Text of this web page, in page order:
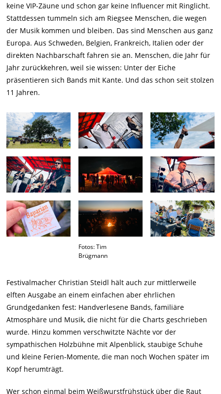
keine VIP-Zäune und schon gar keine Influencer mit Ringlicht.
Stattdessen tummeln sich am Riegsee Menschen, die wegen
der Musik kommen und bleiben. Das sind Menschen aus ganz
Europa. Aus Schweden, Belgien, Frankreich, Italien oder der
direkten Nachbarschaft fahren sie an. Menschen, die Jahr für
Jahr zurückkehren, weil sie wissen: Unter der Eiche
präsentieren sich Bands mit Kante. Und das schon seit stolzen
11 Jahren.
Fotos: Tim
Brügmann
Festivalmacher Christian Steidl hält auch zur mittlerweile
elften Ausgabe an einem einfachen aber ehrlichen
Grundgedanken fest: Handverlesene Bands, familiäre
Atmosphäre und Musik, die nicht für die Charts geschrieben
wurde. Hinzu kommen verschwitzte Nächte vor der
sympathischen Holzbühne mit Alpenblick, staubige Schuhe
und kleine Ferien-Momente, die man noch Wochen später im
Kopf herumträgt.
Wer schon einmal beim Weißwurstfrühstück über die Raut